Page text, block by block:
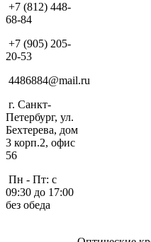
+7 (812) 448-
68-84
+7 (905) 205-
20-53
4486884@mail.ru
г. Санкт-
Петербург, ул.
Бехтерева, дом
3 корп.2, офис
56
Пн - Пт: с
09:30 до 17:00
без обеда